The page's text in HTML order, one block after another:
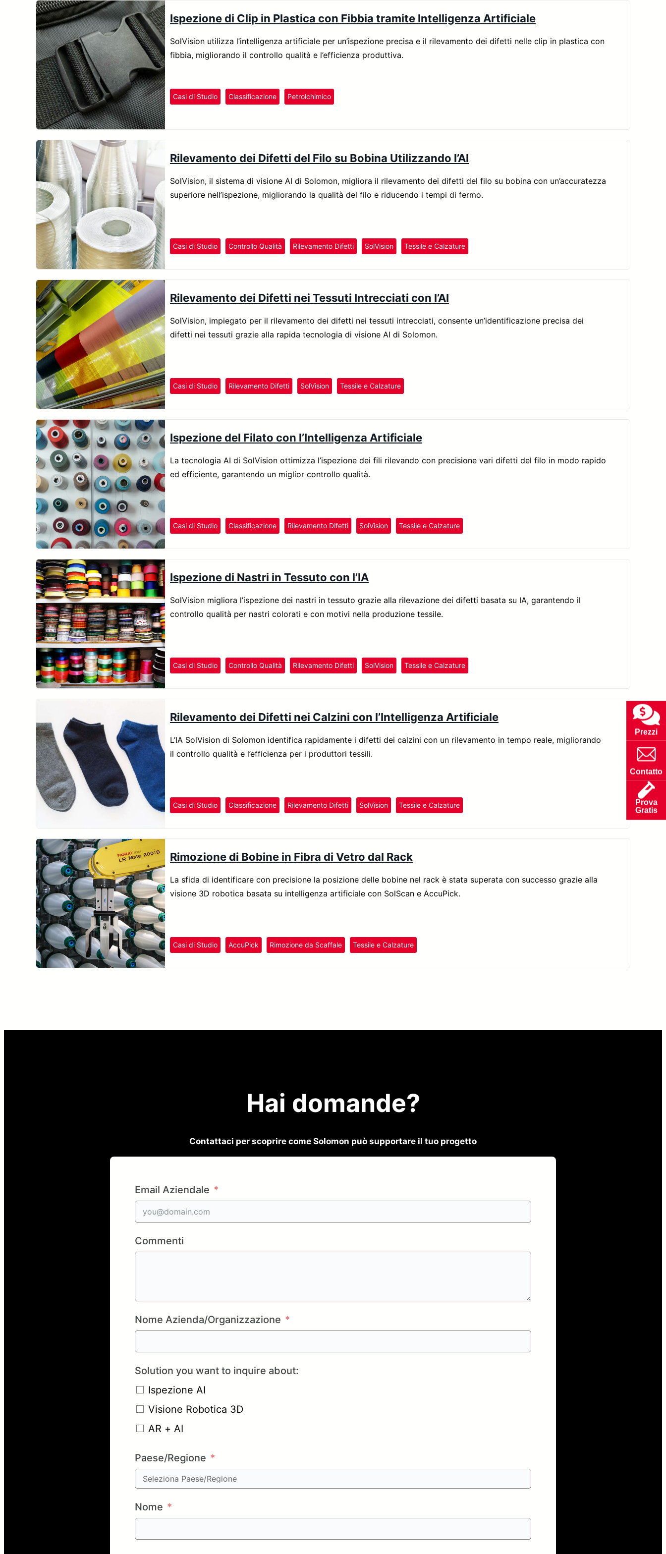
Ispezione di Clip in Plastica con Fibbia tramite Intelligenza Artificiale
SolVision utilizza l’intelligenza artificiale per un’ispezione precisa e il rilevamento dei difetti nelle clip in plastica con
fibbia, migliorando il controllo qualità e l’efficienza produttiva.
Casi di Studio Classificazione Petrolchimico
Rilevamento dei Difetti del Filo su Bobina Utilizzando l’AI
SolVision, il sistema di visione AI di Solomon, migliora il rilevamento dei difetti del filo su bobina con un’accuratezza
superiore nell’ispezione, migliorando la qualità del filo e riducendo i tempi di fermo.
Casi di Studio Controllo Qualità Rilevamento Difetti SolVision Tessile e Calzature
Rilevamento dei Difetti nei Tessuti Intrecciati con l’AI
SolVision, impiegato per il rilevamento dei difetti nei tessuti intrecciati, consente un’identificazione precisa dei
difetti nei tessuti grazie alla rapida tecnologia di visione AI di Solomon.
Casi di Studio Rilevamento Difetti SolVision Tessile e Calzature
Ispezione del Filato con l’Intelligenza Artificiale
La tecnologia AI di SolVision ottimizza l’ispezione dei fili rilevando con precisione vari difetti del filo in modo rapido
ed efficiente, garantendo un miglior controllo qualità.
Casi di Studio Classificazione Rilevamento Difetti SolVision Tessile e Calzature
Ispezione di Nastri in Tessuto con l’IA
SolVision migliora l’ispezione dei nastri in tessuto grazie alla rilevazione dei difetti basata su IA, garantendo il
controllo qualità per nastri colorati e con motivi nella produzione tessile.
Casi di Studio Controllo Qualità Rilevamento Difetti SolVision Tessile e Calzature
Rilevamento dei Difetti nei Calzini con l’Intelligenza Artificiale
L’IA SolVision di Solomon identifica rapidamente i difetti dei calzini con un rilevamento in tempo reale, migliorando
il controllo qualità e l’efficienza per i produttori tessili.
Casi di Studio Classificazione Rilevamento Difetti SolVision Tessile e Calzature
Rimozione di Bobine in Fibra di Vetro dal Rack
La sfida di identificare con precisione la posizione delle bobine nel rack è stata superata con successo grazie alla
visione 3D robotica basata su intelligenza artificiale con SolScan e AccuPick.
Casi di Studio AccuPick Rimozione da Scaffale Tessile e Calzature
Prezzi
Contatto
Prova
Gratis
Hai domande?
Contattaci per scoprire come Solomon può supportare il tuo progetto
Email Aziendale
Commenti
Nome Azienda/Organizzazione
Solution you want to inquire about:
Ispezione AI
Visione Robotica 3D
AR + AI
Paese/Regione
Nome